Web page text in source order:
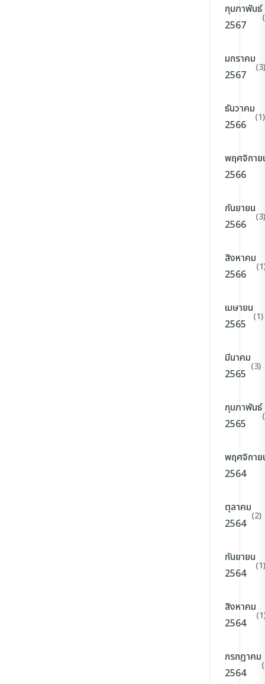
กุมภาพันธ์
2567
มกราคม
2567
(3)
ธันวาคม
2566
(1)
พฤศจิกาย
2566
กันยายน
2566
(3)
สิงหาคม
2566
เมษายน
2565
(1)
มีนาคม
2565
(3)
กุมภาพันธ์
2565
พฤศจิกาย
2564
ตุลาคม
2564
(2)
กันยายน
2564
(1)
สิงหาคม
2564
กรกฎาคม
2564